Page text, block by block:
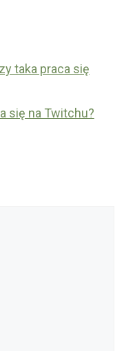
taka praca się
się na Twitchu?